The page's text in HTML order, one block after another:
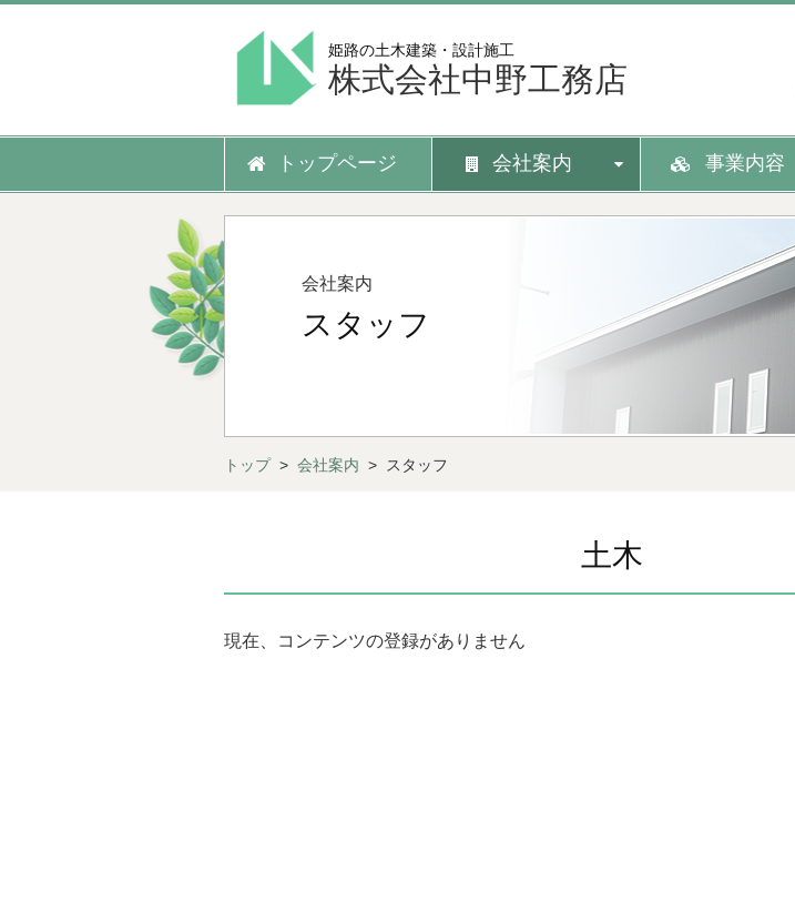
姫路の土木建築・設計施工
株式会社中野工務店
トップページ 会社案内 事業内容
会社案内
スタッフ
トップ> 会社案内 > スタッフ
土木
現在、コンテンツの登録がありません